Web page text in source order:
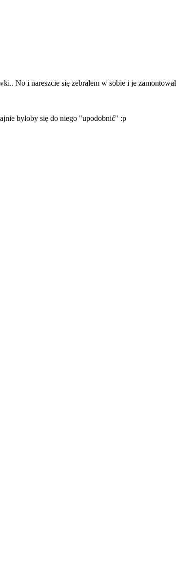
No i nareszcie się zebrałem w sobie i je
byłoby się do niego "upodobnić" :p